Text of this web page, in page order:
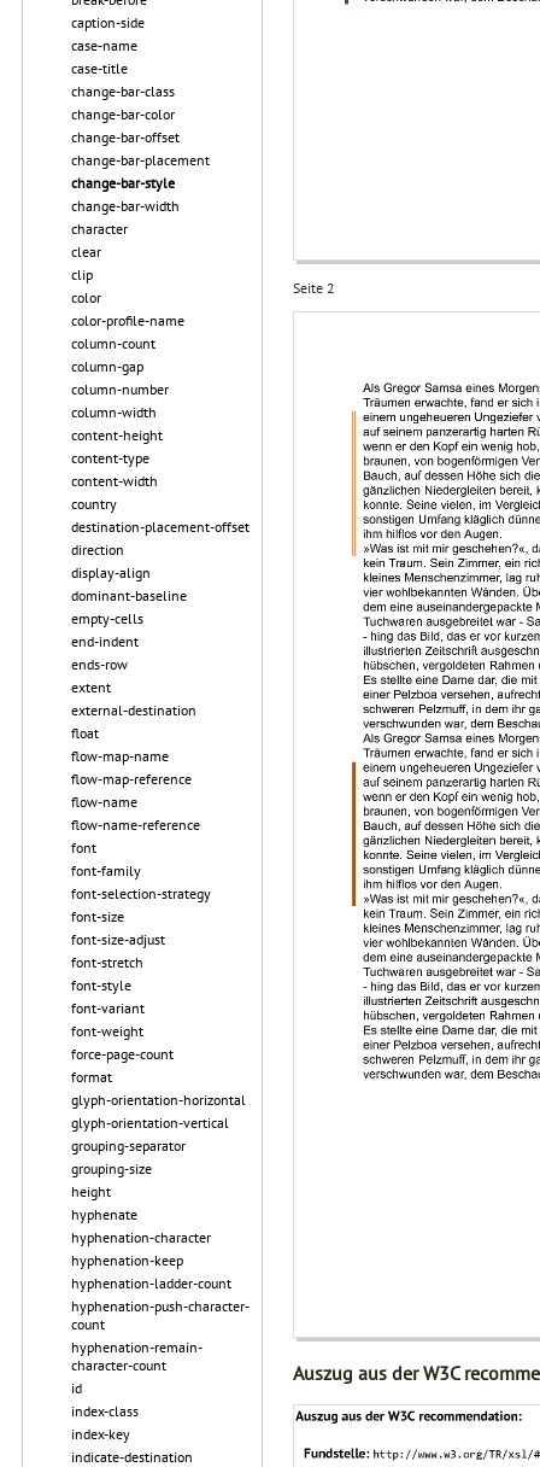
caption-side
case-name
case-title
change-bar-class
change-bar-color
change-bar-offset
change-bar-placement
change-bar-style
change-bar-width
character
clear
clip
color
color-profile-name
column-count
column-gap
column-number
column-width
content-height
content-type
content-width
country
destination-placement-offset
direction
display-align
dominant-baseline
empty-cells
end-indent
ends-row
extent
external-destination
float
flow-map-name
flow-map-reference
flow-name
flow-name-reference
font
font-family
font-selection-strategy
font-size
font-size-adjust
font-stretch
font-style
font-variant
font-weight
force-page-count
format
glyph-orientation-horizontal
glyph-orientation-vertical
grouping-separator
grouping-size
height
hyphenate
hyphenation-character
hyphenation-keep
hyphenation-ladder-count
hyphenation-push-character-
count
hyphenation-remain-
character-count
id
index-class
index-key
indicate-destination
Seite 2
Auszug aus der W3C